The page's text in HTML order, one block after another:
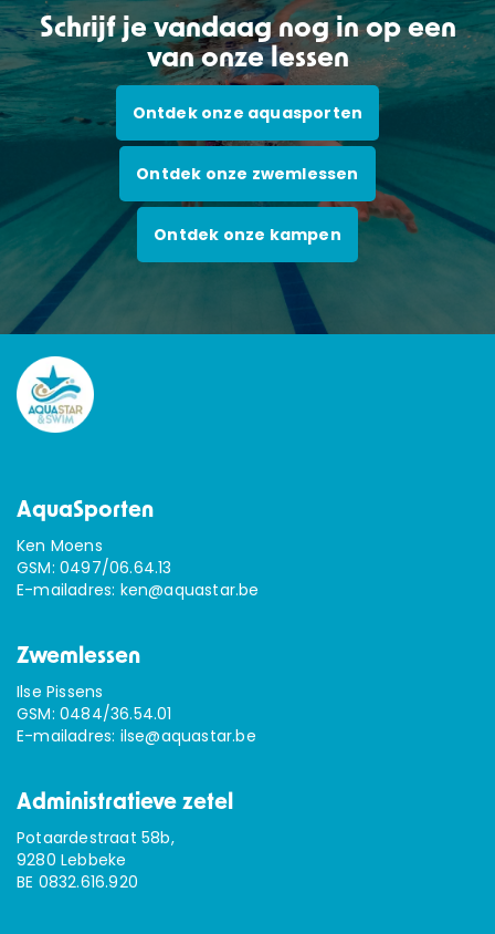
Schrijf je vandaag nog in op een
van onze lessen
Ontdek onze aquasporten
Ontdek onze zwemlessen
Ontdek onze kampen
AquaSporten
Ken Moens
GSM: 0497/06.64.13
E-mailadres: ken@aquastar.be
Zwemlessen
Ilse Pissens
GSM: 0484/36.54.01
E-mailadres: ilse@aquastar.be
Administratieve zetel
Potaardestraat 58b,
9280 Lebbeke
BE 0832.616.920